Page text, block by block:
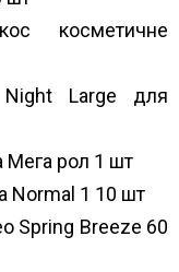
косметичне
Large для
Мега рол 1 шт
Normal 1 10 шт
Spring Breeze 60